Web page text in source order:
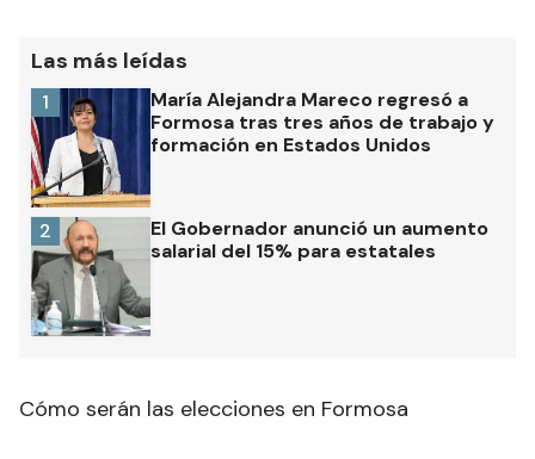
Las más leídas
María Alejandra Mareco regresó a
Formosa tras tres años de trabajo y
formación en Estados Unidos
1
El Gobernador anunció un aumento
salarial del 15% para estatales
2
Cómo serán las elecciones en Formosa